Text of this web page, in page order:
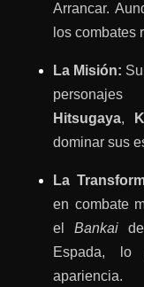
Arrancar.
los combates
La Misión:
Hitsugaya,
dominar sus
La
en combate
el Bankai
Espada, lo
apariencia.